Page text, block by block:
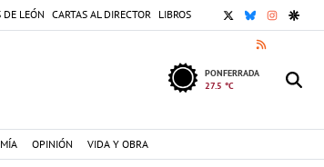
DE LEÓN CARTAS AL DIRECTOR LIBROS X BLUESKY
RSS
PONFERRADA
27.5 °C
OPINIÓN VIDA Y OBRA